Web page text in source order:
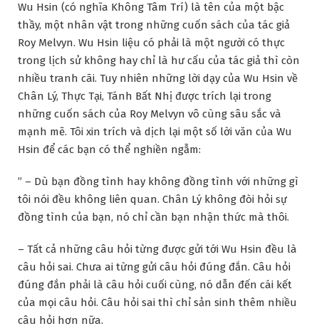
Wu Hsin (có nghĩa Không Tâm Trí) là tên của một bậc
thầy, một nhân vật trong những cuốn sách của tác giả
Roy Melvyn. Wu Hsin liệu có phải là một người có thực
trong lịch sử không hay chỉ là hư cấu của tác giả thì còn
nhiều tranh cãi. Tuy nhiên những lời dạy của Wu Hsin về
Chân Lý, Thực Tại, Tánh Bất Nhị được trích lại trong
những cuốn sách của Roy Melvyn vô cùng sâu sắc và
mạnh mẽ. Tôi xin trích và dịch lại một số lời văn của Wu
Hsin để các bạn có thể nghiền ngẫm:
” – Dù bạn đồng tình hay không đồng tình với những gì
tôi nói đều không liên quan. Chân Lý không đòi hỏi sự
đồng tình của bạn, nó chỉ cần bạn nhận thức mà thôi.
– Tất cả những câu hỏi từng được gửi tới Wu Hsin đều là
câu hỏi sai. Chưa ai từng gửi câu hỏi đúng đắn. Câu hỏi
đúng đắn phải là câu hỏi cuối cùng, nó dẫn đến cái kết
của mọi câu hỏi. Câu hỏi sai thì chỉ sản sinh thêm nhiều
câu hỏi hơn nữa.